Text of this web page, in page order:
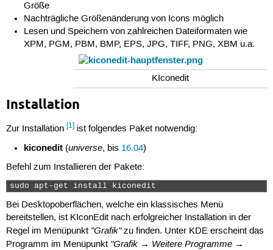
Größe
Nachträgliche Größenänderung von Icons möglich
Lesen und Speichern von zahlreichen Dateiformaten wie
XPM, PGM, PBM, BMP, EPS, JPG, TIFF, PNG, XBM u.a.
KIconedit
Installation
Zur Installation [1]ist folgendes Paket notwendig:
kiconedit (universe, bis 16.04)
Befehl zum Installieren der Pakete:
sudo apt-get install kiconedit
Bei Desktopoberflächen, welche ein klassisches Menü
bereitstellen, ist KIconEdit nach erfolgreicher Installation in der
Regel im Menüpunkt "Grafik"zu finden. Unter KDE erscheint das
Programm im Menüpunkt "Grafik → Weitere Programme →